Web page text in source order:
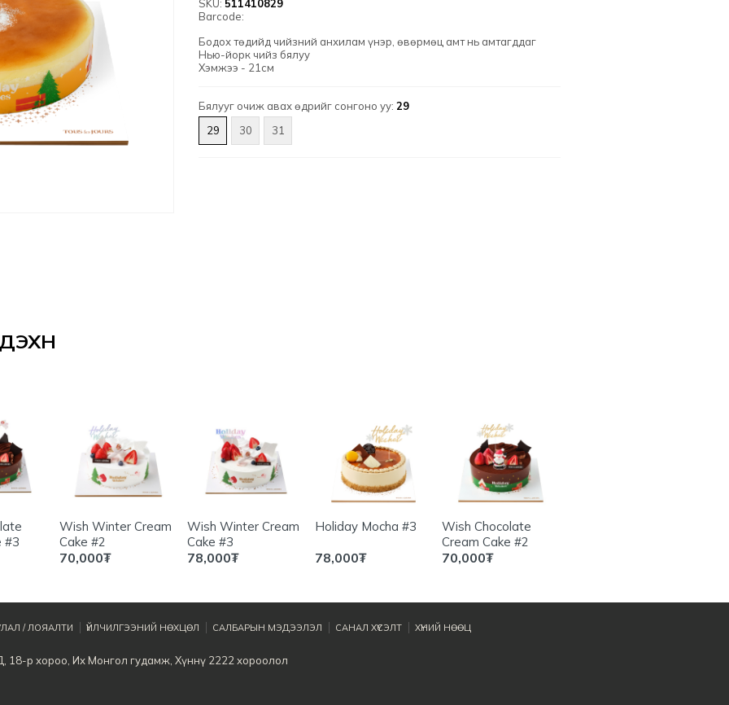
SKU: 511410829
Barcode:
Бодох төдийд чийзний анхилам үнэр, өвөрмөц амт нь амтагддаг
Нью-йорк чийз бялуу
Хэмжээ - 21см
Бялууг очиж авах өдрийг сонгоно уу: 29
29
30 31
#3
Wish Winter Cream
Cake #2
70,000₮
Wish Winter Cream
Cake #3
78,000₮
Holiday Mocha #3
78,000₮
Wish Chocolate
Cream Cake #2
70,000₮
18-р хороо, Их Монгол гудамж, Хүннү 2222 хороолол
/ ЛОЯАЛТИ ҮЙЛЧИЛГЭЭНИЙ НӨХЦӨЛ САЛБАРЫН МЭДЭЭЛЭЛ САНАЛ ХҮСЭЛТ ХҮНИЙ НӨӨЦ